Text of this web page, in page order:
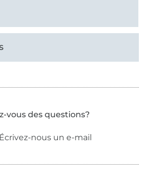
vous des questions?
Écrivez-nous un e-mail